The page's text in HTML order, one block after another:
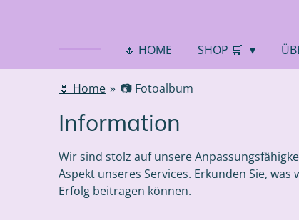
🌷 HOME SHOP 🛒
🌷 Home » 📷 Fotoalbum
Information
Wir sind stolz auf unsere
Aspekt unseres Services. Erkunden Sie,
Erfolg beitragen können.